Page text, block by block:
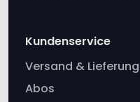
Kundenservice
Versand & Lieferung
Abos